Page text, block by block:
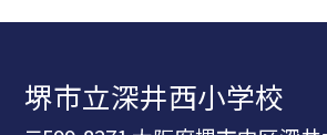
堺市立深井西小学校